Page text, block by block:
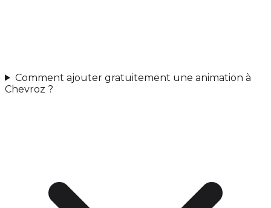
Comment ajouter gratuitement une animation à
Chevroz ?